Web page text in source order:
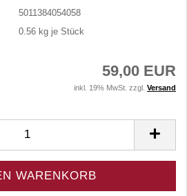
5011384054058
0.56 kg je Stück
59,00 EUR
inkl. 19% MwSt. zzgl. Versand